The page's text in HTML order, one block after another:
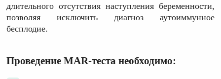
длительного отсутствия наступления беременности,
позволяя исключить диагноз аутоиммунное
бесплодие.
Проведение MAR-теста необходимо: